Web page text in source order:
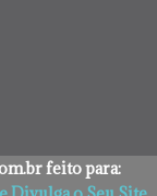
feito para: